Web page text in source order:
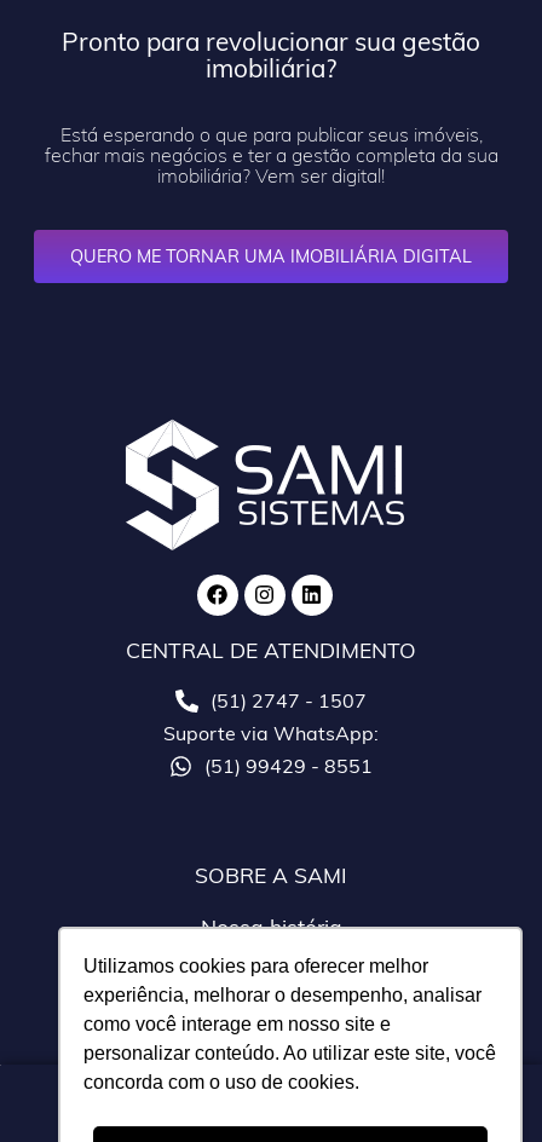
Utilizamos cookies para oferecer melhor
experiência, melhorar o desempenho, analisar
como você interage em nosso site e
personalizar conteúdo. Ao utilizar este site, você
concorda com o uso de cookies.
Pronto para revolucionar sua gestão
imobiliária?
Está esperando o que para publicar seus imóveis,
fechar mais negócios e ter a gestão completa da sua
imobiliária? Vem ser digital!
QUERO ME TORNAR UMA IMOBILIÁRIA DIGITAL
CENTRAL DE ATENDIMENTO
(51) 2747 - 1507
Suporte via WhatsApp:
(51) 99429 - 8551
SOBRE A SAMI
Nossa história
Nossos parceiros